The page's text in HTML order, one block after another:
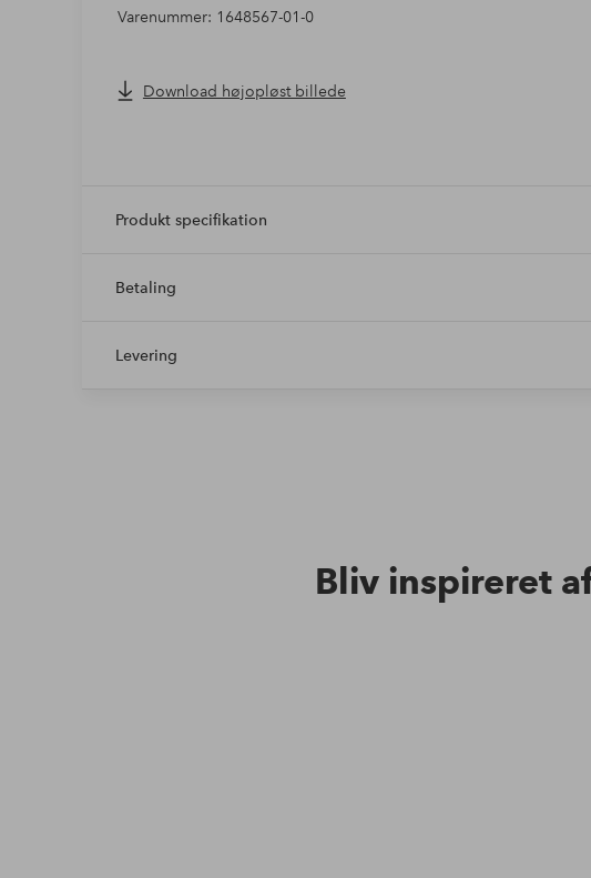
Varenummer: 1648567-01-0
Download højopløst billede
Produkt specifikation
Betaling
Levering
Bliv inspireret